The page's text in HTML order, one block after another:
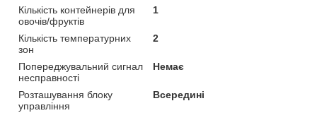
Кількість контейнерів для
овочів/фруктів
1
Кількість температурних
зон
2
Попереджувальний сигнал
несправності
Немає
Розташування блоку
управління
Всередині